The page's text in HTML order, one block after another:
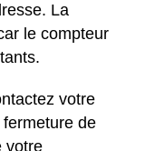
La
le compteur
votre
de
votre